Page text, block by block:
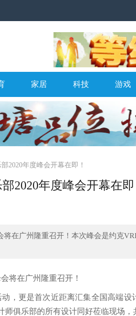
家居 科技 游戏
2020年度峰会开幕在即！
2020年度峰会开幕在即
在广州隆重召开！本次峰会是约克
将在广州隆重召开！
，更是首次近距离汇集全国高端设
俱乐部的所有设计同好莅临现场，